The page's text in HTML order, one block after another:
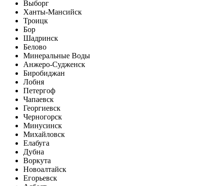
Выборг
Ханты-Мансийск
Троицк
Бор
Шадринск
Белово
Минеральные Воды
Анжеро-Судженск
Биробиджан
Лобня
Петергоф
Чапаевск
Георгиевск
Черногорск
Минусинск
Михайловск
Елабуга
Дубна
Воркута
Новоалтайск
Егорьевск